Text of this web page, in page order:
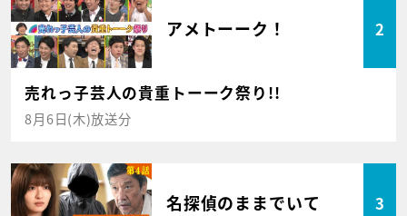
アメトーーク！ 2
売れっ子芸人の貴重トーーク祭り!!
8月6日(木)放送分
名探偵のままでいて 3